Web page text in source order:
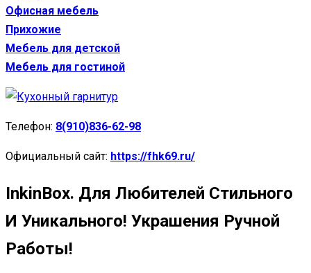
Офисная мебель
Прихожие
Мебель для детской
Мебель для гостиной
Телефон: 8(910)836-62-98
Официальный сайт: https://fhk69.ru/
InkinBox. Для Любителей Стильного
И Уникального! Украшения Ручной
Работы!